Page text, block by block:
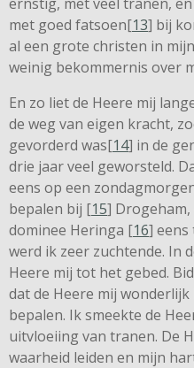
met goed fatsoen[13] bij
al een grote christen in
weinig bekommernis over
En zo liet de Heere mij
de weg van eigen kracht,
gevorderd was[14] in de
drie jaar veel geworsteld.
eens op een
bepalen bij [15] Drogeham,
dominee Heringa [16] eens
werd ik zeer zuchtende. In
Heere mij tot het gebed.
dat de Heere mij
bepalen. Ik smeekte de
uitvloeiing van tranen. De
waarheid leiden en mijn